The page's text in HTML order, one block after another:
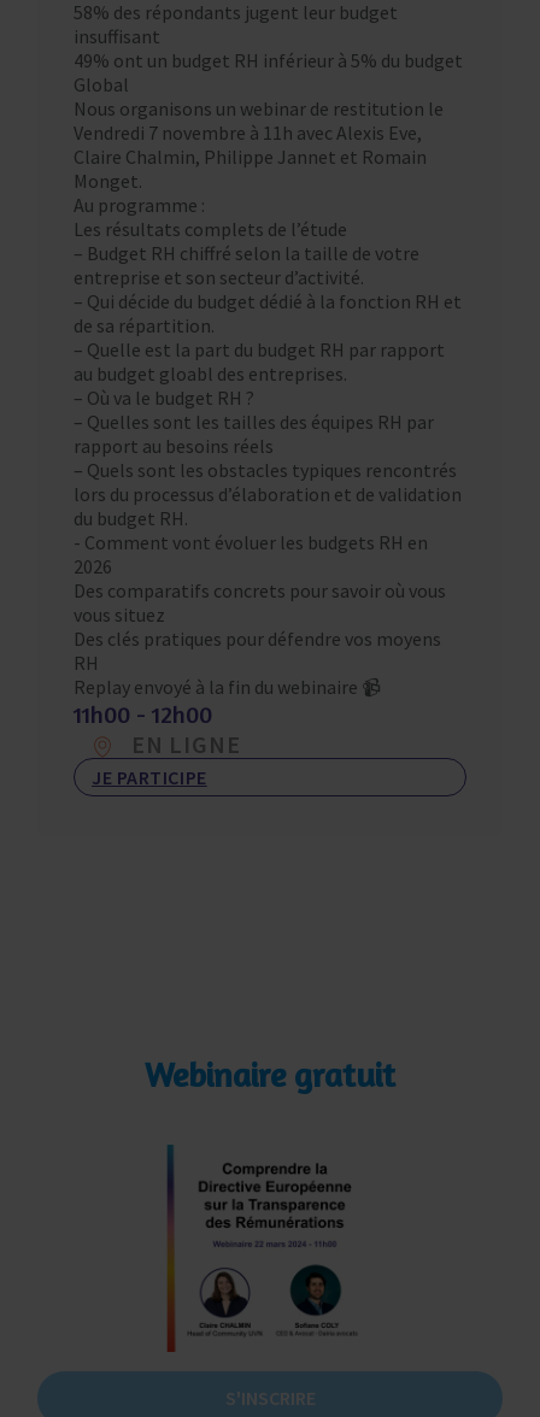
58% des répondants jugent leur budget
insuffisant
49% ont un budget RH inférieur à 5% du budget
Global
Nous organisons un webinar de restitution le
Vendredi 7 novembre à 11h avec Alexis Eve,
Claire Chalmin, Philippe Jannet et Romain
Monget.
Au programme :
Les résultats complets de l’étude
– Budget RH chiffré selon la taille de votre
entreprise et son secteur d’activité.
– Qui décide du budget dédié à la fonction RH et
de sa répartition.
– Quelle est la part du budget RH par rapport
au budget gloabl des entreprises.
– Où va le budget RH ?
– Quelles sont les tailles des équipes RH par
rapport au besoins réels
– Quels sont les obstacles typiques rencontrés
lors du processus d’élaboration et de validation
du budget RH.
​- Comment vont évoluer les budgets RH en
2026
Des comparatifs concrets pour savoir où vous
vous situez
Des clés pratiques pour défendre vos moyens
RH
Replay envoyé à la fin du webinaire 📹
11h00 - 12h00
EN LIGNE
JE PARTICIPE
Webinaire gratuit
S'INSCRIRE